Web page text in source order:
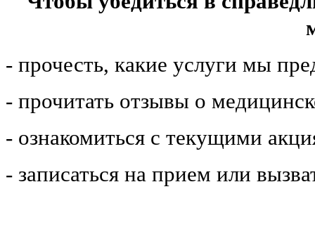
- прочесть, какие услуги мы
- прочитать отзывы о
- ознакомиться с текущими
- записаться на прием или